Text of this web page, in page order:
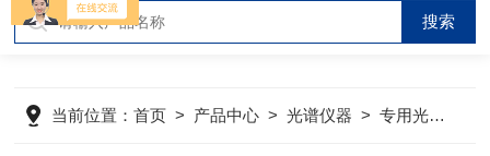
当前位置：首页 > 产品中心 >光谱仪器 >专用光谱分析系统